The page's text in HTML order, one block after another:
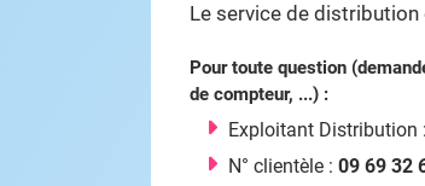
Le service de
Pour toute question
de compteur, ...) :
Exploitant
N° clientèle :09 69 32